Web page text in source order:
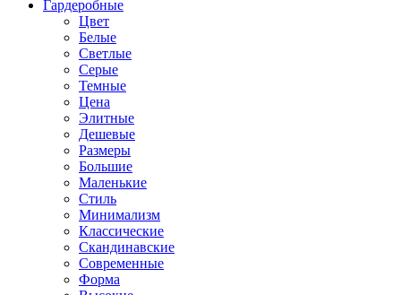
Гардеробные
Цвет
Белые
Светлые
Серые
Темные
Цена
Элитные
Дешевые
Размеры
Большие
Маленькие
Стиль
Минимализм
Классические
Скандинавские
Современные
Форма